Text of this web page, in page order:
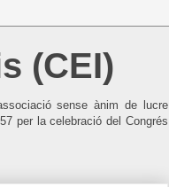
(CEI)
sense ànim de lucre
per la celebració del Congrés